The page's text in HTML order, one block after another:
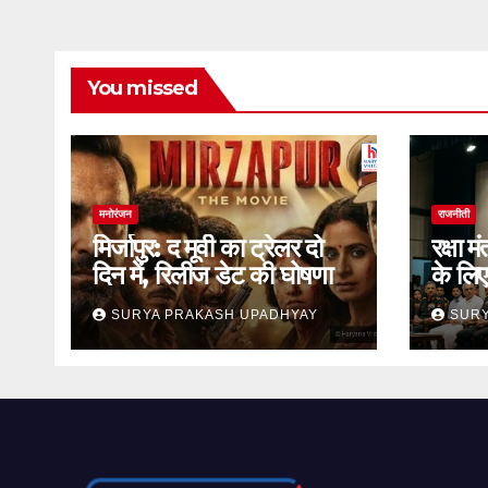
You missed
मनोरंजन
मिर्जापुर: द मूवी का ट्रेलर दो
दिन में, रिलीज डेट की घोषणा
SURYA PRAKASH UPADHYAY
राजनीती
रक्षा
के
जाएगा